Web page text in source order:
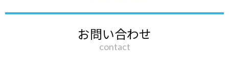
お問い合わせ
contact